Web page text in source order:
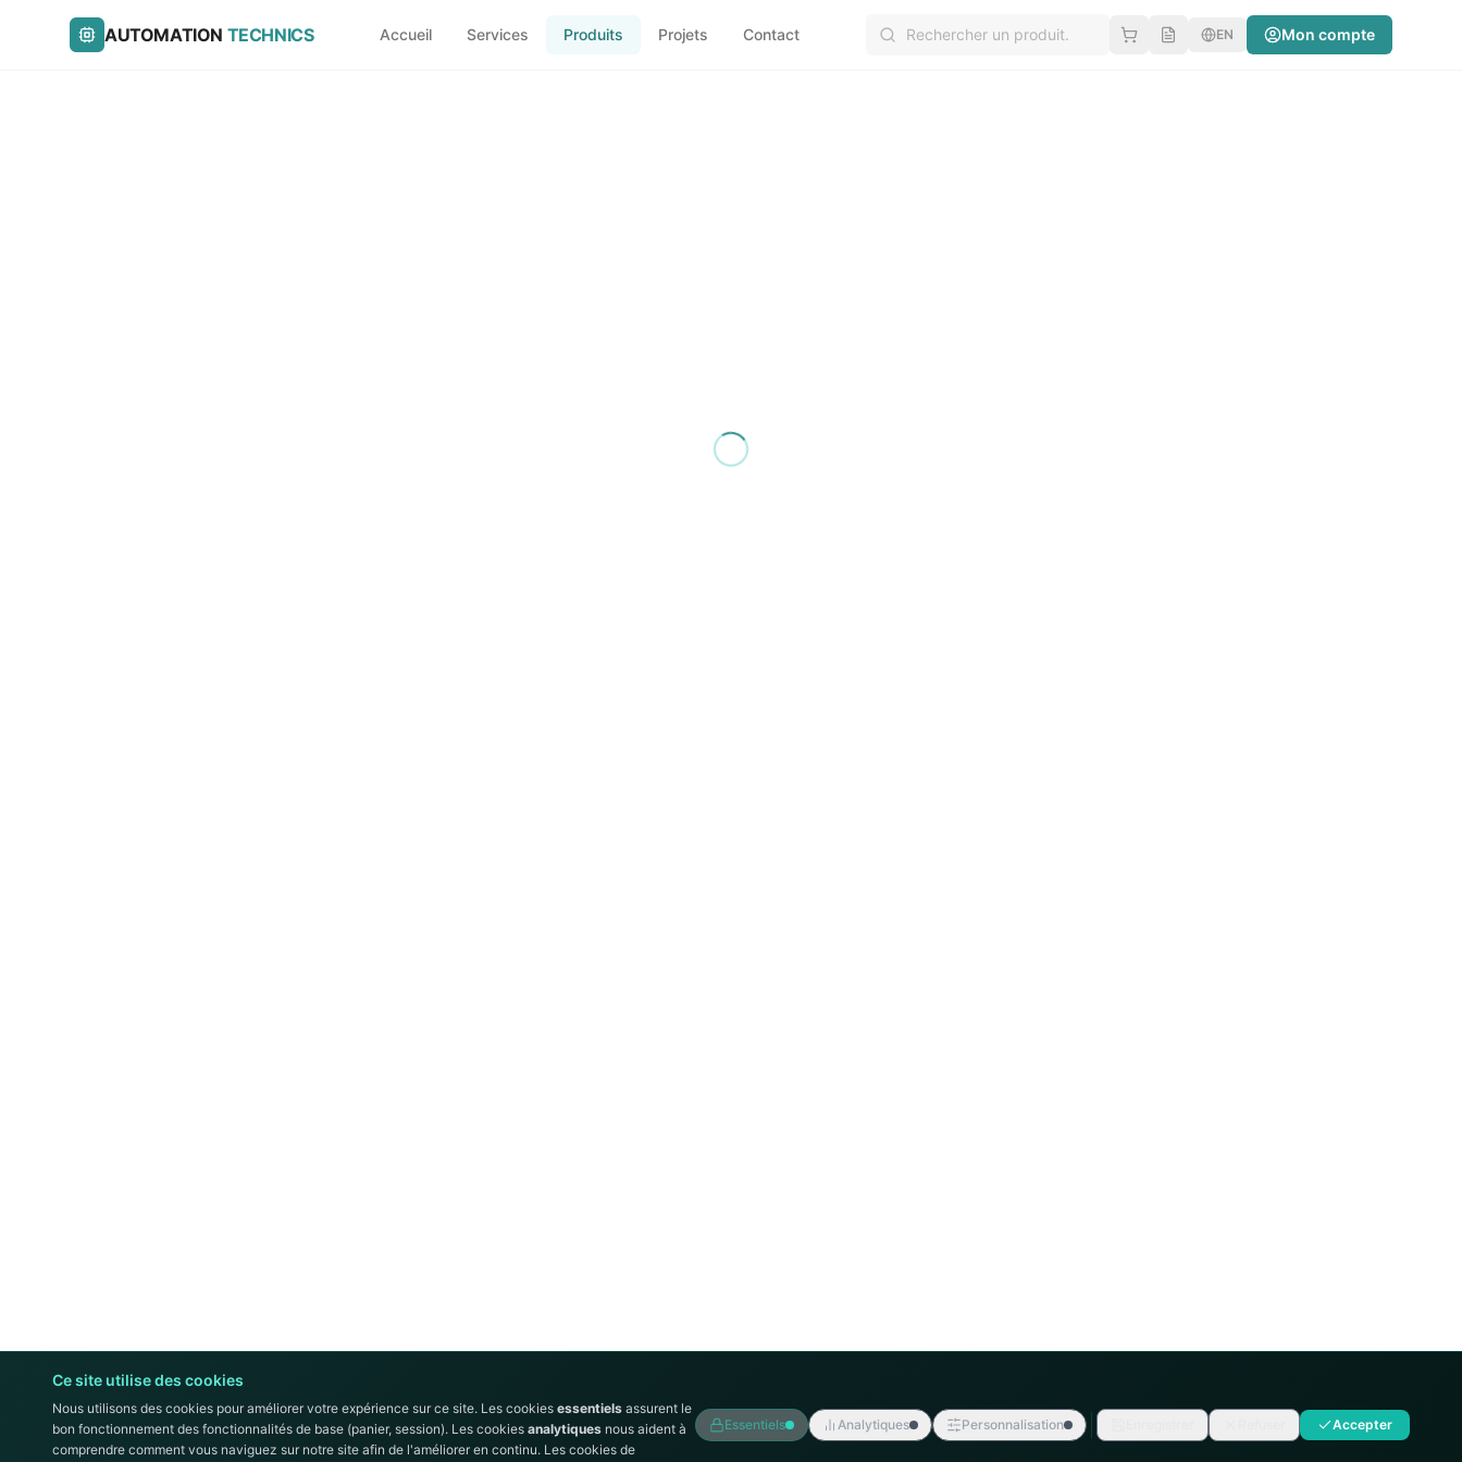
AUTOMATION TECHNICS Accueil Services Produits Projets Contact EN Mon compte
Ce site utilise des cookies
Nous utilisons des cookies pour améliorer votre expérience sur ce site. Les cookies essentiels assurent le
bon fonctionnement des fonctionnalités de base (panier, session). Les cookies analytiques nous aident à
comprendre comment vous naviguez sur notre site afin de l'améliorer en continu. Les cookies de
Essentiels Analytiques Personnalisation Accepter